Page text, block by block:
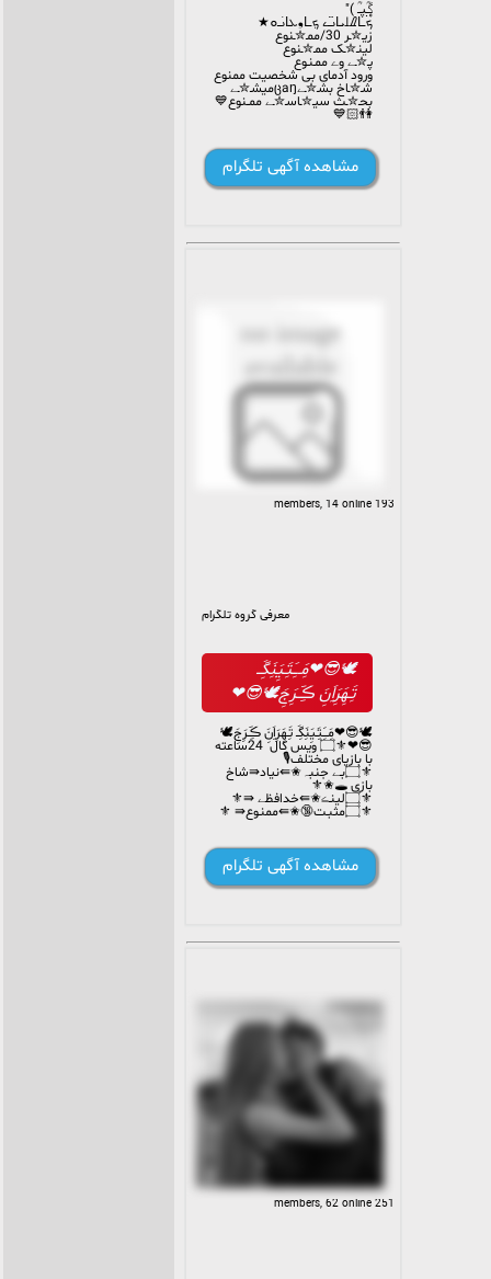
گ۪۪ـؒؔپــؒؔ )"
ܟ۬ߺߊ‌‌ࡈࡋܝ‌ߊ‌‌ࡅߺ߳ࡉ‌ ܟٜߺߊ‌‌❟ܥ‌ߊ‌‌‌‌ࡅ࣪ߺܘ★
زیـ✮ـر 30/ممـ✮ـنوع
لینـ✮ـک ممـ✮ـنوع
پـ✮ـے وے ممـنـوع
ورود آدمای بی شخصیت ممنوع
شـ✮ـاخ بشـ✮ـےცaŋمیشـ✮ـے
بحـ✮ـث سیـ✮ـاسـ✮ـے ممــنوع💙
👫🏻💙
مشاهده آگهی تلگرام
193 members, 14 online
معرفی گروه تلگرام
🕊😎❤مَِــَِتَِـیَِنَِگَِــ
تَِـهَِرَِاَِنَِ ڪَِــرَِجَِ🕊😎❤
🕊😎❤مَِــَِتَِـیَِنَِگَِــ تَِـهَِرَِاَِنَِ ڪَِــرَِجَِ🕊
😎❤⚜️۝ ویس کال 24ساعته
با بازیای مختلف🎙
⚜️۝بـے جنبہ✬⇚نیاد⇛شاخ
بازی 🕳️✬⚜️
⚜️۝لینـڪ✬⇚خدافظے ⇛⚜️
⚜️۝مثبـت🔞✬⇚ممنـوع⇛ ️⚜️
مشاهده آگهی تلگرام
251 members, 62 online